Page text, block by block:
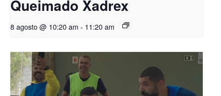
Queimado Xadrex
8 agosto @ 10:20 am - 11:20 am